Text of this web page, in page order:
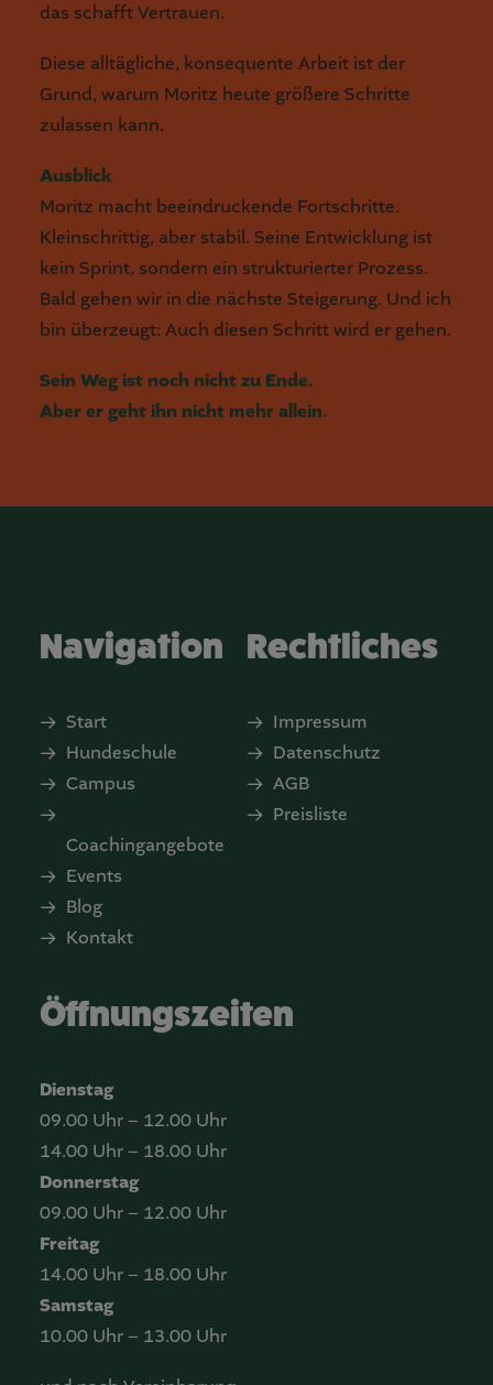
das schafft Vertrauen.
Diese alltägliche, konsequente Arbeit ist der
Grund, warum Moritz heute größere Schritte
zulassen kann.
Ausblick
Moritz macht beeindruckende Fortschritte.
Kleinschrittig, aber stabil. Seine Entwicklung ist
kein Sprint, sondern ein strukturierter Prozess.
Bald gehen wir in die nächste Steigerung. Und ich
bin überzeugt: Auch diesen Schritt wird er gehen.
Sein Weg ist noch nicht zu Ende.
Aber er geht ihn nicht mehr allein.
Navigation
Start
Hundeschule
Campus
Coachingangebote
Events
Blog
Kontakt
Rechtliches
Impressum
Datenschutz
AGB
Preisliste
Öffnungszeiten
Dienstag
09.00 Uhr – 12.00 Uhr
14.00 Uhr – 18.00 Uhr
Donnerstag
09.00 Uhr – 12.00 Uhr
Freitag
14.00 Uhr – 18.00 Uhr
Samstag
10.00 Uhr – 13.00 Uhr